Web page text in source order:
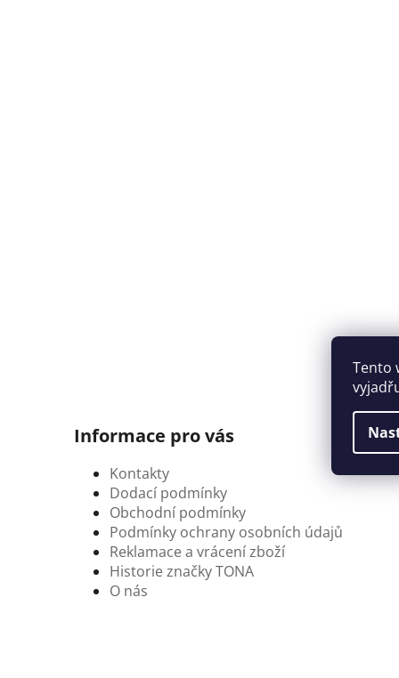
Tento
Informace pro vás
Kontakty
Dodací podmínky
Obchodní podmínky
Podmínky ochrany osobních údajů
Reklamace a vrácení zboží
Historie značky TONA
O nás